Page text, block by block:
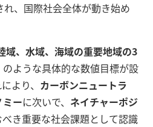
、国際社会全体が動き始め
域、水域、海域の重要地域の3
のような具体的な数値目標が設
より、 カーボンニュートラ
ーに次いで、 ネイチャーポジ
き重要な社会課題として認識